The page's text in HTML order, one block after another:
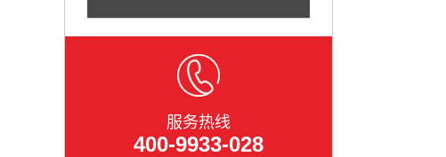
服务热线
400-9933-028